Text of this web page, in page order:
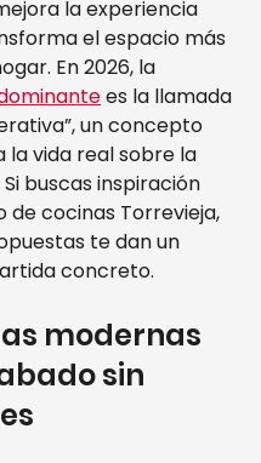
la experiencia
el espacio más
En 2026, la
es la llamada
un concepto
la vida real sobre la
buscas inspiración
de cocinas Torrevieja,
te dan un
concreto.
modernas
sin